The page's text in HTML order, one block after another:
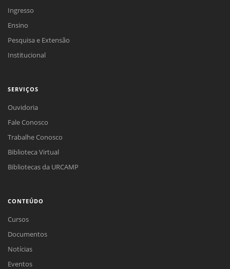
Ingresso
Ensino
Pesquisa e Extensão
Institucional
SERVIÇOS
Ouvidoria
Fale Conosco
Trabalhe Conosco
Biblioteca Virtual
Bibliotecas da URCAMP
CONTEÚDO
Cursos
Documentos
Notícias
Eventos